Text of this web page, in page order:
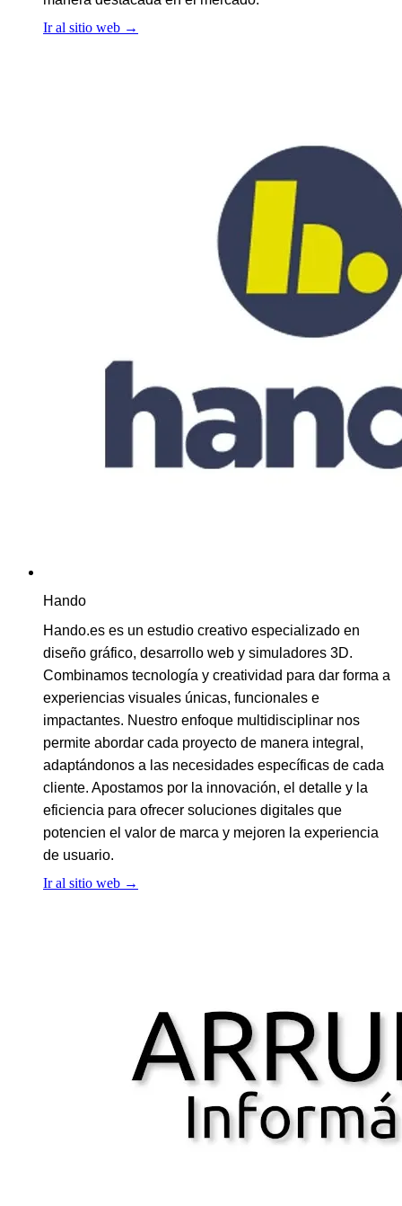
Ir al sitio web →
Hando
Hando.es es un estudio creativo especializado en
diseño gráfico, desarrollo web y simuladores 3D.
Combinamos tecnología y creatividad para dar forma a
experiencias visuales únicas, funcionales e
impactantes. Nuestro enfoque multidisciplinar nos
permite abordar cada proyecto de manera integral,
adaptándonos a las necesidades específicas de cada
cliente. Apostamos por la innovación, el detalle y la
eficiencia para ofrecer soluciones digitales que
potencien el valor de marca y mejoren la experiencia
de usuario.
Ir al sitio web →